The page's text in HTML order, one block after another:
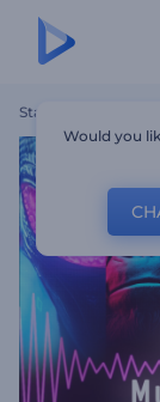
Startseite
Would you